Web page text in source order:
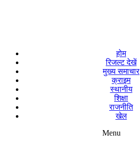
होम
रिजल्ट देखें
मुख्य समाचार
क्राइम
स्थानीय
शिक्षा
राजनीति
खेल
Menu